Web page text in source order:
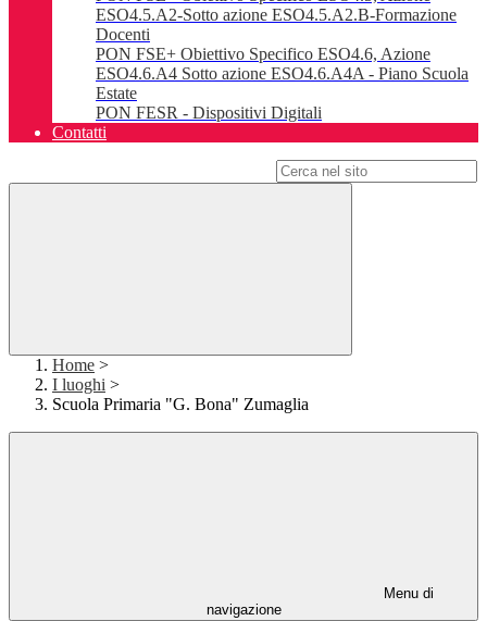
ESO4.5.A2-Sotto azione ESO4.5.A2.B-Formazione
Docenti
PON FSE+ Obiettivo Specifico ESO4.6, Azione
ESO4.6.A4 Sotto azione ESO4.6.A4A - Piano Scuola
Estate
PON FESR - Dispositivi Digitali
Contatti
Home >
I luoghi >
Scuola Primaria "G. Bona" Zumaglia
Menu di
navigazione